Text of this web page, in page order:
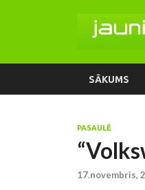
SĀKUMS
PASAULĒ
17.novembris,